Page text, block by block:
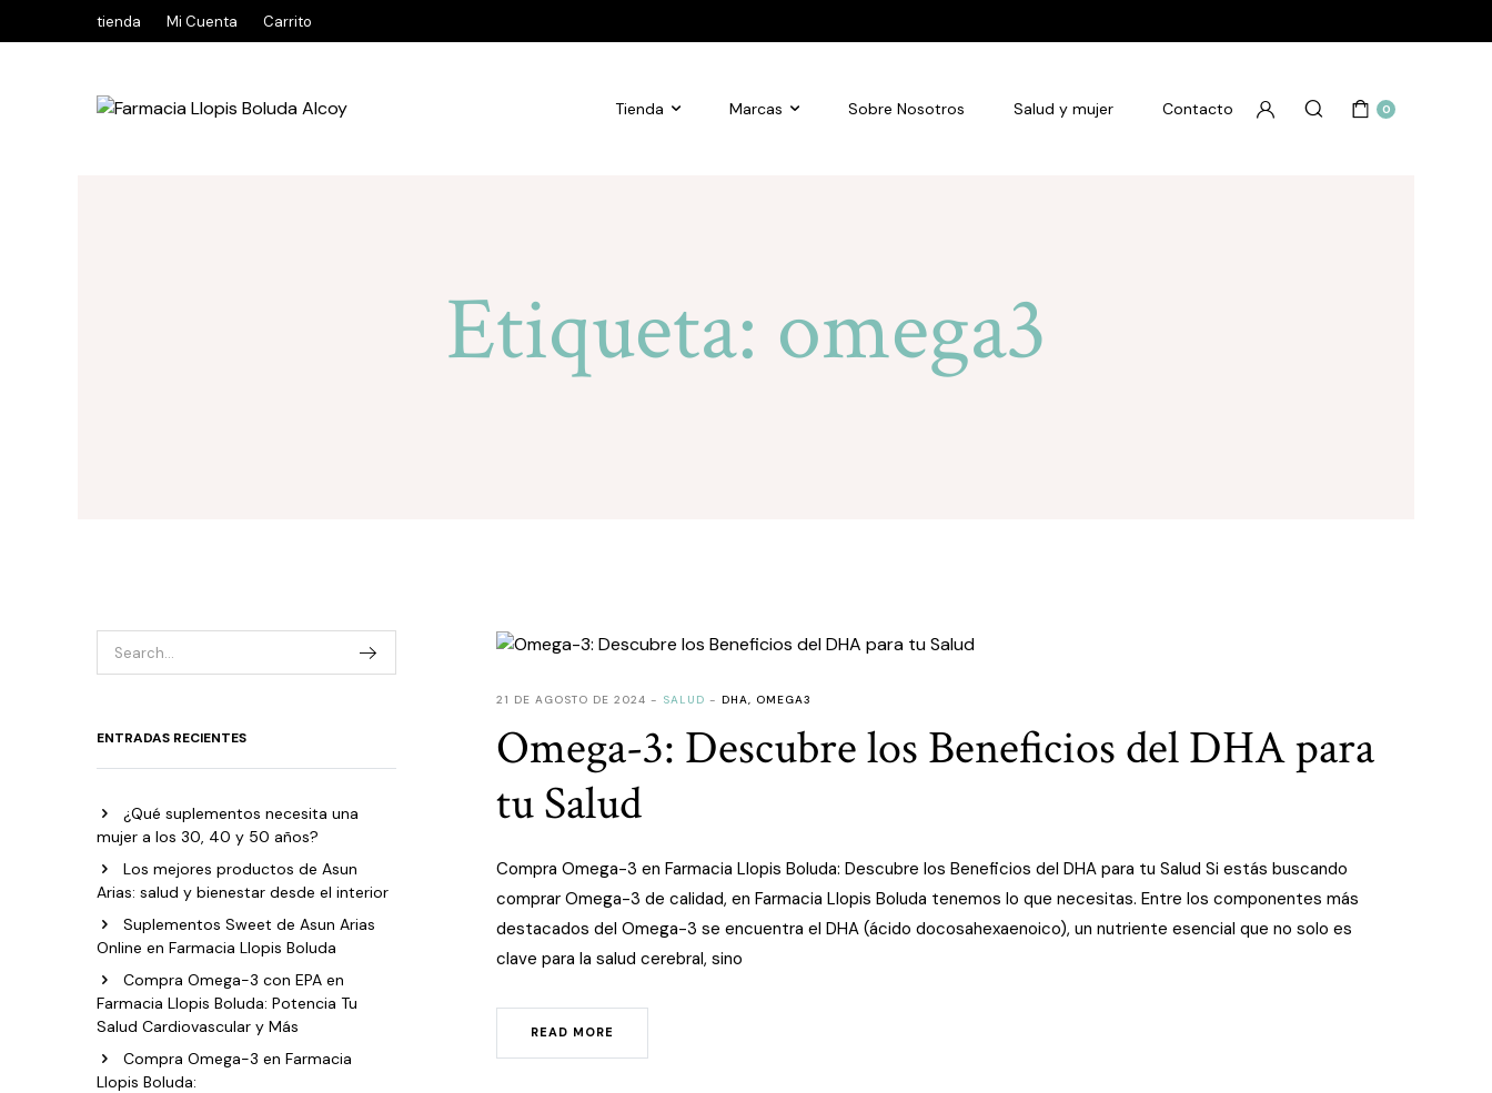
tienda Mi Cuenta Carrito
Tienda Marcas Sobre Nosotros Salud y mujer Contacto 0
Etiqueta: omega3
ENTRADAS RECIENTES
¿Qué suplementos necesita una
mujer a los 30, 40 y 50 años?
Los mejores productos de Asun
Arias: salud y bienestar desde el interior
Suplementos Sweet de Asun Arias
Online en Farmacia Llopis Boluda
Compra Omega-3 con EPA en
Farmacia Llopis Boluda: Potencia Tu
Salud Cardiovascular y Más
Compra Omega-3 en Farmacia
Llopis Boluda:
21 DE AGOSTO DE 2024 SALUD DHA, OMEGA3
Omega-3: Descubre los Beneficios del DHA para
tu Salud
Compra Omega-3 en Farmacia Llopis Boluda: Descubre los Beneficios del DHA para tu Salud Si estás buscando
comprar Omega-3 de calidad, en Farmacia Llopis Boluda tenemos lo que necesitas. Entre los componentes más
destacados del Omega-3 se encuentra el DHA (ácido docosahexaenoico), un nutriente esencial que no solo es
clave para la salud cerebral, sino
READ MORE